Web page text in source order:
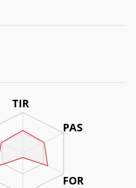
TIR
PAS
FOR